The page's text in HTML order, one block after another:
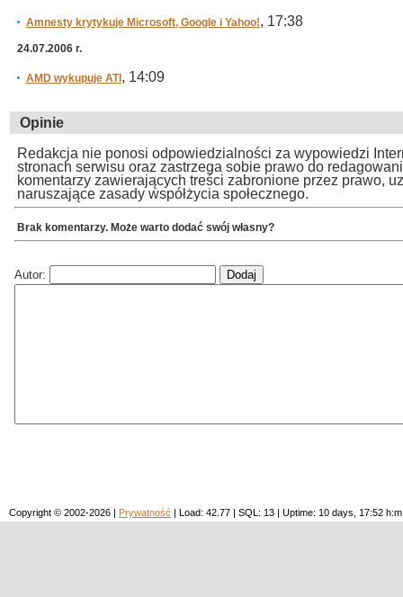
Amnesty krytykuje Microsoft, Google i Yahoo!, 17:38
24.07.2006 r.
AMD wykupuje ATI , 14:09
Opinie
Redakcja nie ponosi odpowiedzialności za wypowiedzi
stronach serwisu oraz zastrzega sobie prawo do
komentarzy zawierających treści zabronione przez prawo,
naruszające zasady współżycia społecznego.
Brak komentarzy. Może warto dodać swój własny?
Autor:
Copyright © 2002-2026 | Prywatność | Load: 42.77 | SQL: 13 | Uptime: 10 days, 17:52